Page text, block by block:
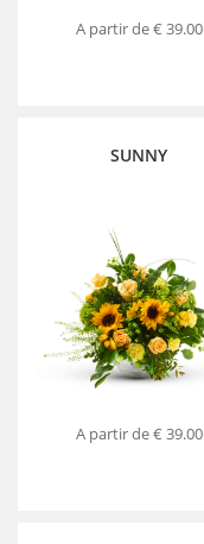
A partir de€ 39.00
SUNNY
A partir de€ 39.00